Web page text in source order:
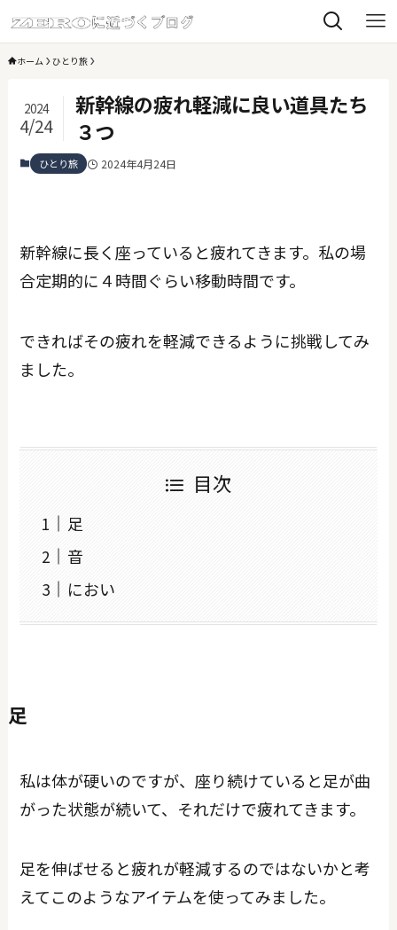
ホーム ひとり旅
新幹線の疲れ軽減に良い道具たち
３つ
2024
4/24
ひとり旅 2024年4月24日
新幹線に長く座っていると疲れてきます。私の場
合定期的に４時間ぐらい移動時間です。
できればその疲れを軽減できるように挑戦してみ
ました。
目次
足
音
におい
足
私は体が硬いのですが、座り続けていると足が曲
がった状態が続いて、それだけで疲れてきます。
足を伸ばせると疲れが軽減するのではないかと考
えてこのようなアイテムを使ってみました。